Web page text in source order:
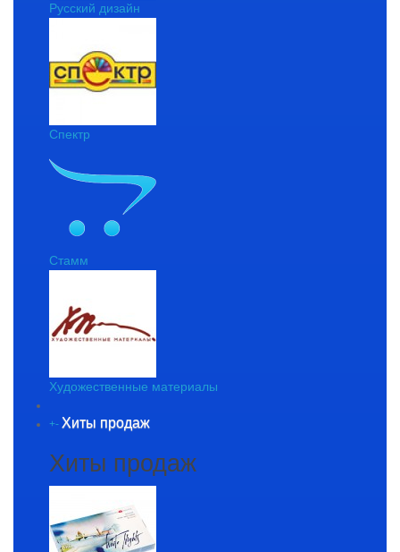
Русский дизайн
Спектр
Стамм
Художественные материалы
+- Хиты продаж
Хиты продаж